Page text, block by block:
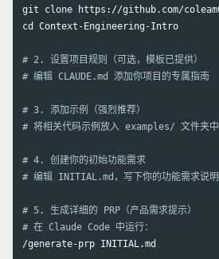
cd Context-Engineering-Intro
# 2. 设置项目规则（可选，模板已提供）
# 编辑 CLAUDE.md 添加你项目的专属指南
# 3. 添加示例（强烈推荐）
# 将相关代码示例放入 examples/ 文件夹中
# 4. 创建你的初始功能需求
# 编辑 INITIAL.md，写下你的功能需求说明
# 5. 生成详细的 PRP（产品需求提示）
# 在 Claude Code 中运行：
/generate-prp INITIAL.md